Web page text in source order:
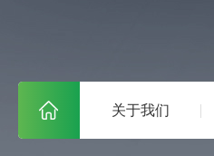
关于我们